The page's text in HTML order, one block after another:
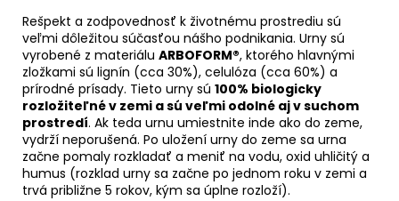
Rešpekt a zodpovednosť k životnému prostrediu sú
veľmi dôležitou súčasťou nášho podnikania. Urny sú
vyrobené z materiálu ARBOFORM®, ktorého hlavnými
zložkami sú lignín (cca 30%), celulóza (cca 60%) a
prírodné prísady. Tieto urny sú 100% biologicky
rozložiteľné v zemi a sú veľmi odolné aj v suchom
prostredí. Ak teda urnu umiestnite inde ako do zeme,
vydrží neporušená. Po uložení urny do zeme sa urna
začne pomaly rozkladať a meniť na vodu, oxid uhličitý a
humus (rozklad urny sa začne po jednom roku v zemi a
trvá približne 5 rokov, kým sa úplne rozloží).